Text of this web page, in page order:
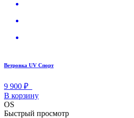
Ветровка UV Спорт
9 900 ₽
В корзину
OS
Быстрый просмотр